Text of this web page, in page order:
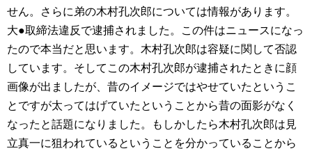
せん。さらに弟の木村孔次郎については情報があります。
大●取締法違反で逮捕されました。この件はニュースになっ
たので本当だと思います。木村孔次郎は容疑に関して否認
しています。そしてこの木村孔次郎が逮捕されたときに顔
画像が出ましたが、昔のイメージではやせていたというこ
とですが太ってはげていたということから昔の面影がなく
なったと話題になりました。もしかしたら木村孔次郎は見
立真一に狙われているということを分かっていることから